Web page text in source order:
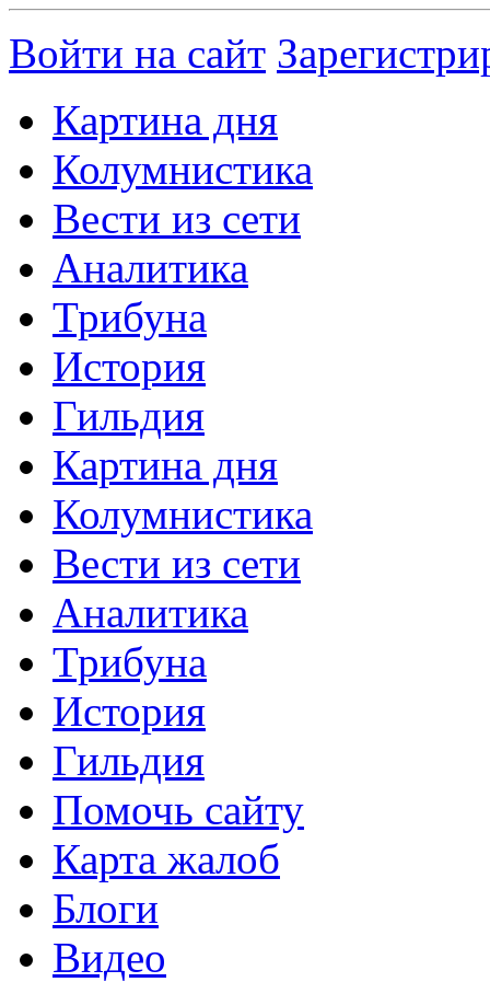
Войти на сайт
Картина дня
Колумнистика
Вести из сети
Аналитика
Трибуна
История
Гильдия
Картина дня
Колумнистика
Вести из сети
Аналитика
Трибуна
История
Гильдия
Помочь сайту
Карта жалоб
Блоги
Видео